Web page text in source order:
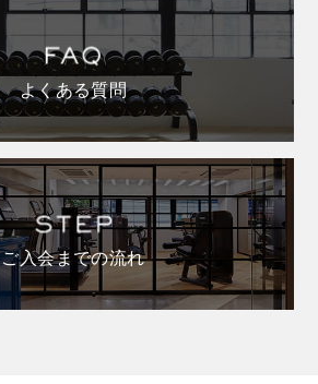
よくある質問
ご入会までの流れ